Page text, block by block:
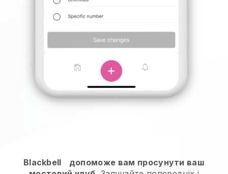
Blackbell
допоможе вам просунути ваш